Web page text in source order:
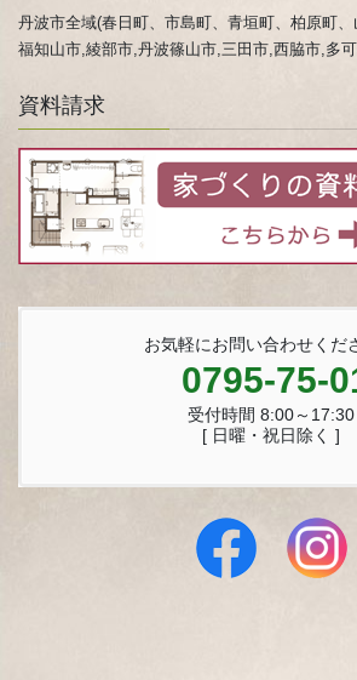
丹波市全域(春日町、市島町、青垣町、柏原町
福知山市,綾部市,丹波篠山市,三田市,西脇市,多
資料請求
お気軽にお問い合わせくだ
0795-75-
受付時間 8:00～17:30
[ 日曜・祝日除く ]